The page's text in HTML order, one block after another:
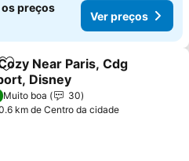
os preços
Ver preços
Adicionar aos favoritos
Near Paris, Cdg
Disney
Muito boa
30
km de Centro da cidade